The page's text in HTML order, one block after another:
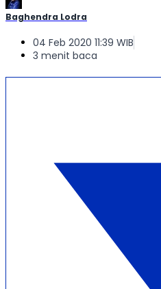
Baghendra Lodra
04 Feb 2020 11:39 WIB
3 menit baca